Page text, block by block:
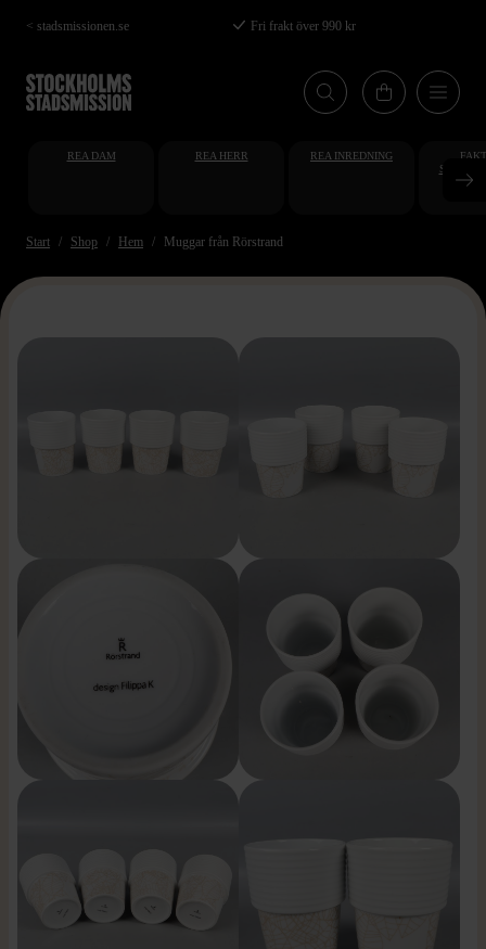
Hoppa
till
huvudinnehåll
< stadsmissionen.se Fri frakt över 990 kr
REA DAM REA HERR REA INREDNING
Start Shop Hem Muggar från Rörstrand